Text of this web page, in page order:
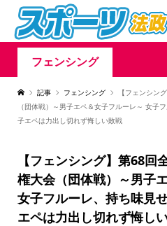
フェンシング
記事 フェンシング
【フェンシン
（団体戦）～男子エペ＆女子フルーレ～ 女
子エペは力出し切れず悔しい敗戦
【フェンシング】第68
権大会（団体戦）～男子
女子フルーレ、持ち味見
エペは力出し切れず悔し